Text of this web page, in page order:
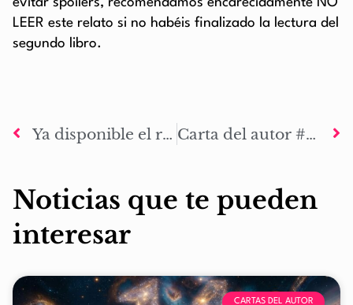
evitar spoilers, recomendamos encarecidamente NO
LEER este relato si no habéis finalizado la lectura del
segundo libro.
Ya disponible el relato extendido ‘Las notas de Alvit #05: Arte y cultura’ Carta del autor #60: A la conquista de Frankfurt
Noticias que te pueden
interesar
CARTAS DEL AUTOR